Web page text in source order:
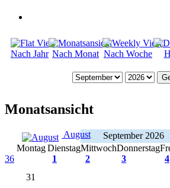
Nach Jahr Nach Monat Nach Woche
Monatsansicht
August September 2026
Montag DienstagMittwochDonnerstag
36
31
1 2 3 4